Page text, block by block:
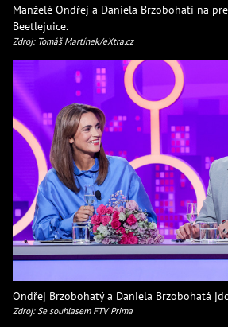
Manželé Ondřej a Daniela Brzobohatí na
Beetlejuice.
Zdroj: Tomáš Martínek/eXtra.cz
Ondřej Brzobohatý a Daniela Brzobohatá
Zdroj: Se souhlasem FTV Prima